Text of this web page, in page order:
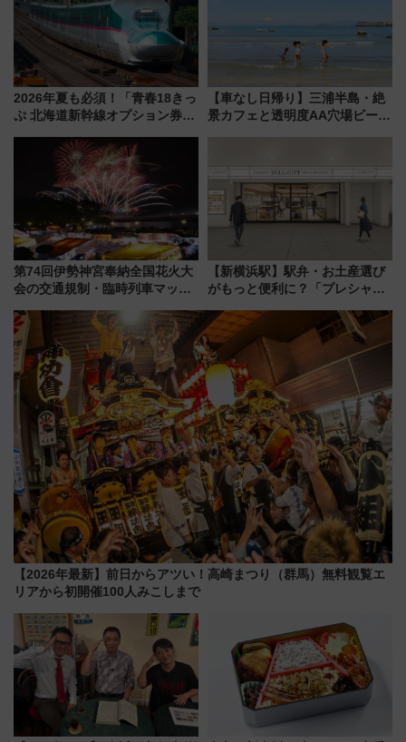
2026年夏も必須！「青春18きっ
ぷ 北海道新幹線オプション券」
【車なし日帰り】三浦半島・絶
景カフェと透明度AA穴場ビーチ
第74回伊勢神宮奉納全国花火大
会の交通規制・臨時列車マッ
セス
【新横浜駅】駅弁・お土産選び
がもっと便利に？「プレシャス
ン 場所や営業時間・限定弁当
を紹介
【2026年最新】前日からアツい！高崎まつり（群馬）無料観覧エ
リアから初開催100人みこしまで